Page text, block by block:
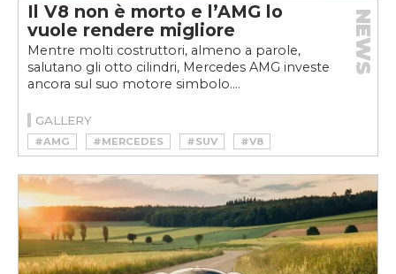
Il V8 non è morto e l’AMG lo
vuole rendere migliore
Mentre molti costruttori, almeno a parole,
salutano gli otto cilindri, Mercedes AMG investe
ancora sul suo motore simbolo....
NEWS
GALLERY
#AMG #MERCEDES #SUV #V8